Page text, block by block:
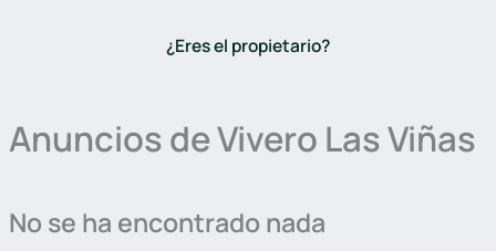
¿Eres el propietario?
Anuncios de Vivero Las Viñas
No se ha encontrado nada